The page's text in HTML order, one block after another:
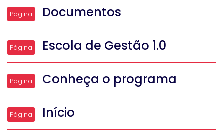
Página Documentos
Página Escola de Gestão 1.0
Página Conheça o programa
Página Início